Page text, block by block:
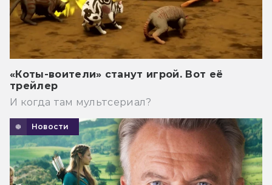
«Коты-воители» станут игрой. Вот её
трейлер
И когда там мультсериал?
Новости